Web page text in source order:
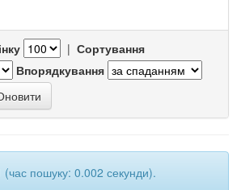
| Сортування
Впорядкування
(час пошуку: 0.002 секунди).